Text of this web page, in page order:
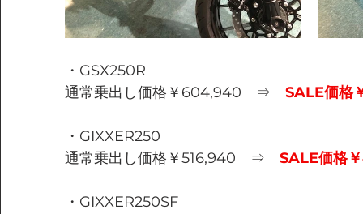
・GSX250R
通常乗出し価格￥604,940　⇒ SALE価格
・GIXXER250
通常乗出し価格￥516,940　⇒ SALE価格
・GIXXER250SF